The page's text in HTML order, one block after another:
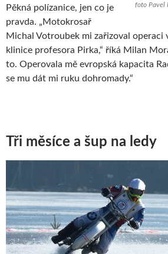
foto Pavel
Pěkná polízanice, jen co je
pravda. „Motokrosař
Michal Votroubek mi zařizoval operaci
klinice profesora Pirka,“ říká Milan
to. Operovala mě evropská kapacita
se mu dát mi ruku dohromady.“
Tři měsíce a šup na ledy